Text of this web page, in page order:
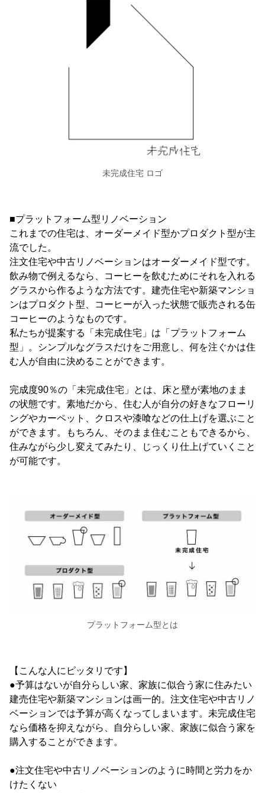
未完成住宅 ロゴ
■プラットフォーム型リノベーション
これまでの住宅は、オーダーメイド型かプロダクト型が主
流でした。
注文住宅や中古リノベーションはオーダーメイド型です。
飲み物で例えるなら、コーヒーを飲むためにそれを入れる
グラスから作るような方法です。建売住宅や新築マンショ
ンはプロダクト型、コーヒーが入った状態で販売される缶
コーヒーのようなものです。
私たちが提案する「未完成住宅」は「プラットフォーム
型」。シンプルなグラスだけをご用意し、何を注ぐかは住
む人が自由に決めることができます。
完成度90％の「未完成住宅」とは、床と壁が素地のまま
の状態です。素地だから、住む人が自分の好きなフローリ
ングやカーペット、クロスや漆喰などの仕上げを選ぶこと
ができます。もちろん、そのまま住むこともできるから、
住みながら少し変えてみたり、じっくり仕上げていくこと
が可能です。
プラットフォーム型とは
【こんな人にピッタリです】
●予算はないが自分らしい家、家族に似合う家に住みたい
建売住宅や新築マンションは画一的。注文住宅や中古リノ
ベーションでは予算が高くなってしまいます。未完成住宅
なら価格を抑えながら、自分らしい家、家族に似合う家を
購入することができます。
●注文住宅や中古リノベーションのように時間と労力をか
けたくない